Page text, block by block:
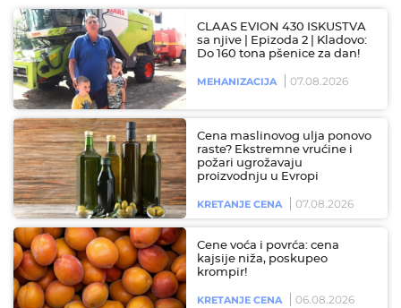
CLAAS EVION 430 ISKUSTVA
sa njive | Epizoda 2 | Kladovo:
Do 160 tona pšenice za dan!
MEHANIZACIJA 07.08.2026
Cena maslinovog ulja ponovo
raste? Ekstremne vrućine i
požari ugrožavaju
proizvodnju u Evropi
KRETANJE CENA 07.08.2026
Cene voća i povrća: cena
kajsije niža, poskupeo
krompir!
KRETANJE CENA 06.08.2026